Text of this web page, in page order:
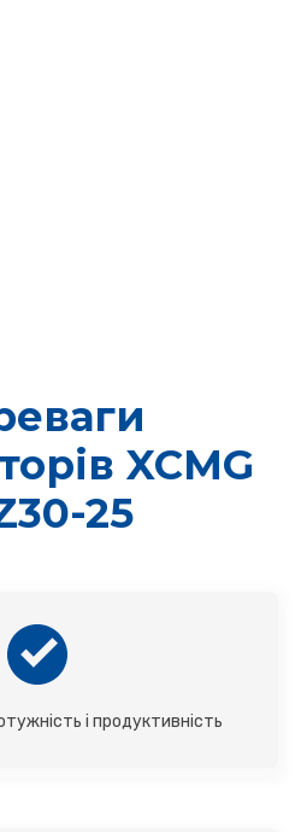
XCMG
25
і продуктивність